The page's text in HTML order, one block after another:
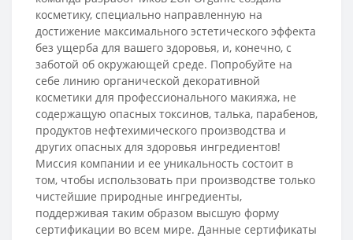
косметику, специально направленную на
достижение максимального эстетического эффекта
без ущерба для вашего здоровья, и, конечно, с
заботой об окружающей среде. Попробуйте на
себе линию органической декоративной
косметики для профессионального макияжа, не
содержащую опасных токсинов, талька, парабенов,
продуктов нефтехимического производства и
других опасных для здоровья ингредиентов!
Миссия компании и ее уникальность состоит в
том, чтобы использовать при производстве только
чистейшие природные ингредиенты,
поддерживая таким образом высшую форму
сертификации во всем мире. Данные сертификаты